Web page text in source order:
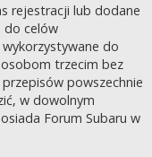
rejestracji lub dodane
do celów
do
trzecim bez
powszechnie
w dowolnym
Forum Subaru w